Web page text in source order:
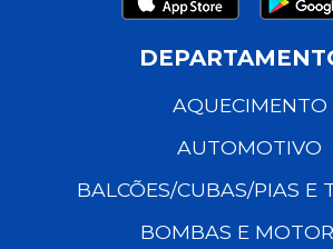
AQUECIMENTO
AUTOMOTIVO
BALCÕES/CUBAS/PIAS E
BOMBAS E